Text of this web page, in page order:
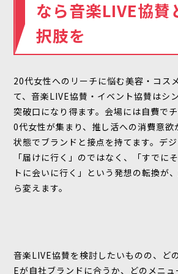
なら音楽LIVE協賛
択肢を
20代女性へのリーチに悩む美容・コス
て、音楽LIVE協賛・イベント協賛はシ
突破口になり得ます。会場には自費で
0代女性が集まり、推し活への消費意欲
状態でブランドと接点を持てます。デ
「届けに行く」のではなく、「すでに
トに会いに行く」という発想の転換が
ら変えます。
音楽LIVE協賛を検討したいものの、ど
Eが自社ブランドに合うか、どのメニ